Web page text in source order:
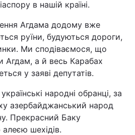
в нашій країні.
Агдама додому вже
руїни, будуються дороги,
Ми сподіваємося, що
Агдам, а й весь Карабах
у заяві депутатів.
народні обранці, за
азербайджанський народ
Прекрасний Баку
шехідів.